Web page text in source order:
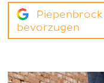
bevorzugen